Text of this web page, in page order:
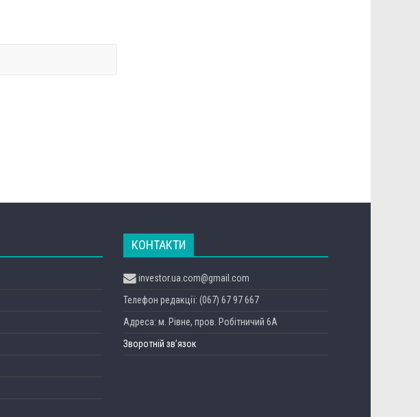
КОНТАКТИ
investor.ua.com@gmail.com
Телефон редакції: (067) 67 97 667
Адреса: м. Рівне, пров. Робітничий 6А
Зворотній зв’язок